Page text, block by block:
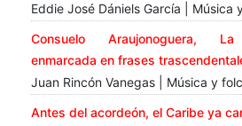
Eddie José Dániels García | Música
Consuelo Araujonoguera,
enmarcada en frases
Juan Rincón Vanegas | Música y
Antes del acordeón, el Caribe ya